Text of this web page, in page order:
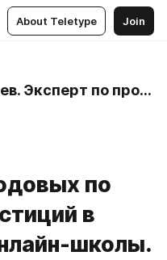
About Teletype Join
Александр Писарев. Эксперт по продажам дорогих услуг и образовательных продуктов с 2010 года
по
в
школы.